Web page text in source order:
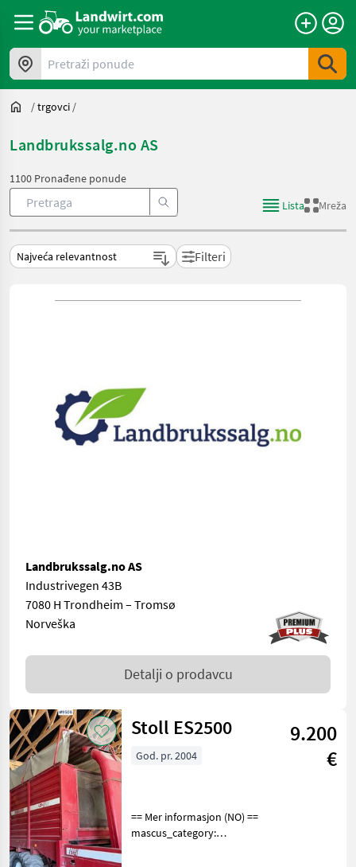
Pretraži ponude
/trgovci /
Landbrukssalg.no AS
1100 Pronađene ponude
Lista
Mreža
Filteri
Landbrukssalg.no AS
Industrivegen 43B
7080 H Trondheim – Tromsø
Norveška
Detalji o prodavcu
Stoll ES2500
9.200
€
God. pr. 2004
== Mer informasjon (NO) ==
mascus_category: